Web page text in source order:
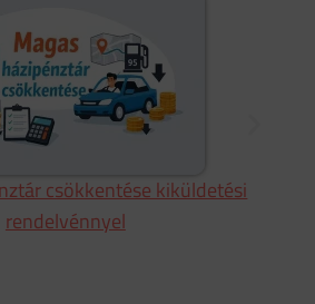
csökkentése kiküldetési
rendelvénnyel